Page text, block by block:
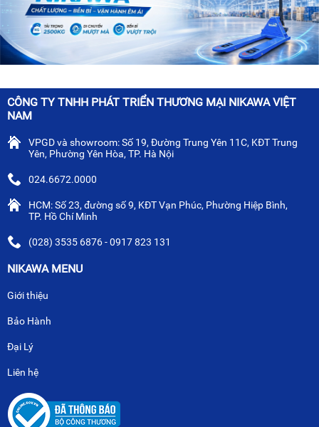
CÔNG TY TNHH PHÁT TRIỂN THƯƠNG MẠI NIKAWA VIỆT
NAM
VPGD và showroom: Số 19, Đường Trung Yên 11C, KĐT Trung
Yên, Phường Yên Hòa, TP. Hà Nội
024.6672.0000
HCM: Số 23, đường số 9, KĐT Vạn Phúc, Phường Hiệp Bình,
TP. Hồ Chí Minh
(028) 3535 6876 - 0917 823 131
NIKAWA MENU
Giới thiệu
Bảo Hành
Đại Lý
Liên hệ